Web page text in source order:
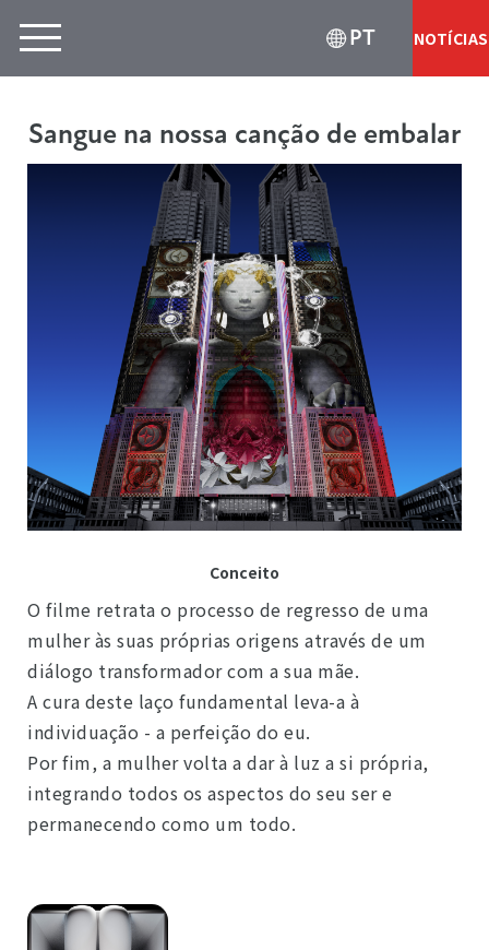
PT NOTÍCIAS
Sangue na nossa canção de embalar
Conceito
O filme retrata o processo de regresso de uma
mulher às suas próprias origens através de um
diálogo transformador com a sua mãe.
A cura deste laço fundamental leva-a à
individuação - a perfeição do eu.
Por fim, a mulher volta a dar à luz a si própria,
integrando todos os aspectos do seu ser e
permanecendo como um todo.